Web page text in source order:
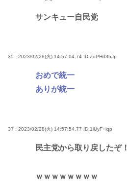
サンキュー自民党
35 : 2023/02/28(火) 14:57:04.74 ID:ZoPHd3hJp
おめで統一
ありが統一
37 : 2023/02/28(火) 14:57:54.77 ID:1iUyF+iqp
民主党から取り戻したぞ！
ｗｗｗｗｗｗｗｗ